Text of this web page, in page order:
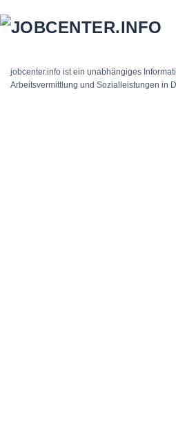
jobcenter.info ist ein unabhängiges
Arbeitsvermittlung und Sozialleistungen in